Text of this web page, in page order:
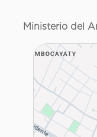
Ministerio del